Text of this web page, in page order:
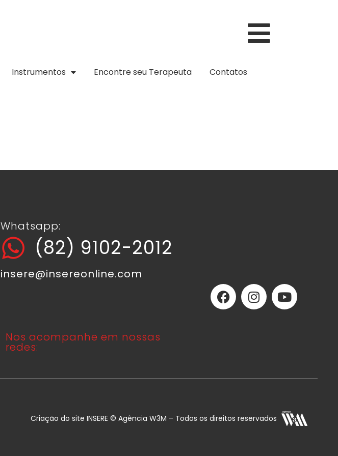
Instrumentos Encontre seu Terapeuta Contatos
Whatsapp:
(82) 9102-2012
insere@insereonline.com
Nos acompanhe em nossas
redes:
Criação do site INSERE © Agência W3M – Todos os direitos reservados